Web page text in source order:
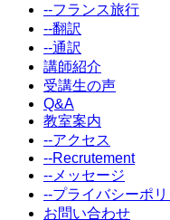
--フランス旅行
--翻訳
--通訳
講師紹介
受講生の声
Q&A
教室案内
--アクセス
--Recrutement
--メッセージ
--プライバシーポ
お問い合わせ